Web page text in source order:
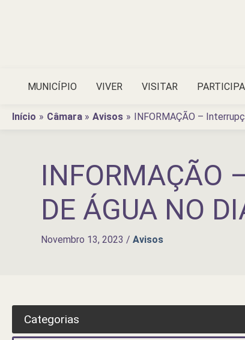
MUNICÍPIO VIVER VISITAR
Início Câmara Avisos INFORMAÇÃO –
INFORMAÇÃO
DE ÁGUA NO
Novembro 13, 2023 / Avisos
Categorias